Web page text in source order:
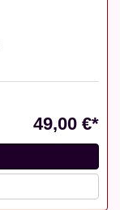
49,00 €*